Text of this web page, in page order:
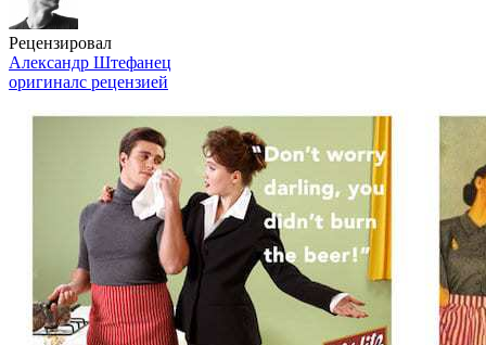
Рецензировал
Александр Штефанец
оригиналс рецензией